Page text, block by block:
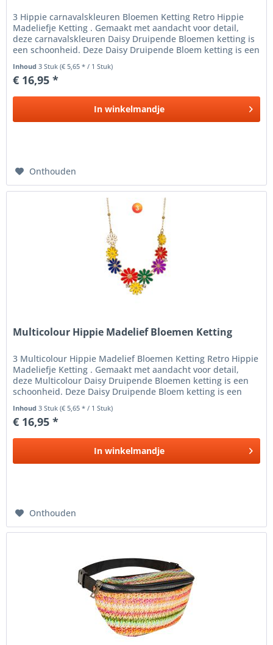
3 Hippie carnavalskleuren Bloemen Ketting Retro Hippie
Madeliefje Ketting . Gemaakt met aandacht voor detail,
deze carnavalskleuren Daisy Druipende Bloemen ketting is
een schoonheid. Deze Daisy Druipende Bloem ketting is een
Inhoud3 Stuk(€ 5,65 * / 1 Stuk)
€ 16,95 *
In winkelmandje
Onthouden
Multicolour Hippie Madelief Bloemen Ketting
3 Multicolour Hippie Madelief Bloemen Ketting Retro Hippie
Madeliefje Ketting . Gemaakt met aandacht voor detail,
deze Multicolour Daisy Druipende Bloemen ketting is een
schoonheid. Deze Daisy Druipende Bloem ketting is een
Inhoud3 Stuk(€ 5,65 * / 1 Stuk)
€ 16,95 *
In winkelmandje
Onthouden